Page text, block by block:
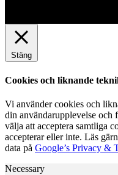
Stäng
Cookies och liknande
Vi använder cookies och
din användarupplevelse och
välja att acceptera samtliga
accepterar eller inte. Läs
data på Google’s Privacy &
Necessary